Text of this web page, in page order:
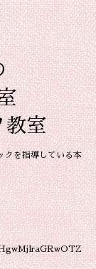
教室
クを指導している本